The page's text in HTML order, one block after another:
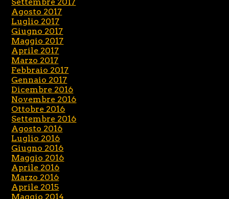
Agosto 2017
Luglio 2017
Giugno 2017
Maggio 2017
Aprile 2017
Marzo 2017
Febbraio 2017
Gennaio 2017
Dicembre 2016
Novembre 2016
Ottobre 2016
Settembre 2016
Agosto 2016
Luglio 2016
Giugno 2016
Maggio 2016
Aprile 2016
Marzo 2016
Aprile 2015
Maggio 2014